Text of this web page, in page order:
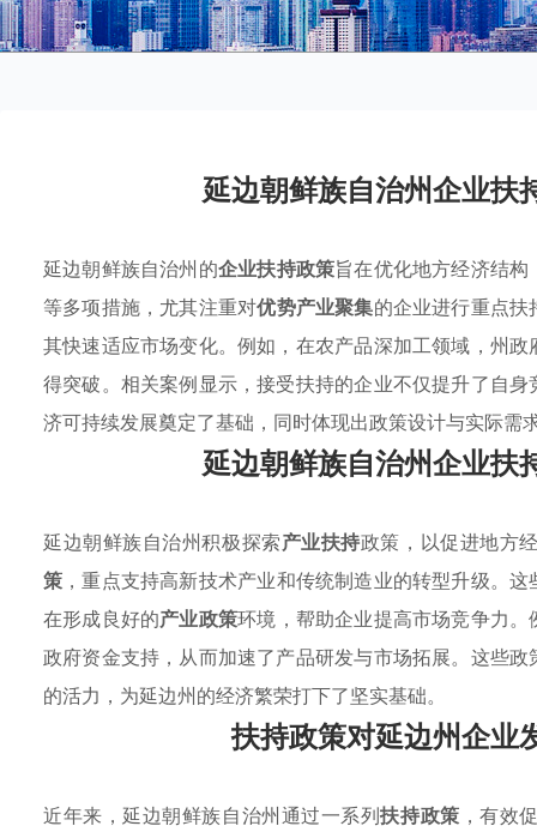
延边朝鲜族自治州企业扶
延边朝鲜族自治州的企业扶持政策旨在优化地方经济结
等多项措施，尤其注重对优势产业聚集的企业进行重点
其快速适应市场变化。例如，在农产品深加工领域，州
得突破。相关案例显示，接受扶持的企业不仅提升了自
济可持续发展奠定了基础，同时体现出政策设计与实际需
延边朝鲜族自治州企业扶
延边朝鲜族自治州积极探索产业扶持政策，以促进地方
策 ，重点支持高新技术产业和传统制造业的转型升级。
在形成良好的产业政策环境，帮助企业提高市场竞争力
政府资金支持，从而加速了产品研发与市场拓展。这些
的活力，为延边州的经济繁荣打下了坚实基础。
扶持政策对延边州企业
近年来，延边朝鲜族自治州通过一系列扶持政策 ，有效